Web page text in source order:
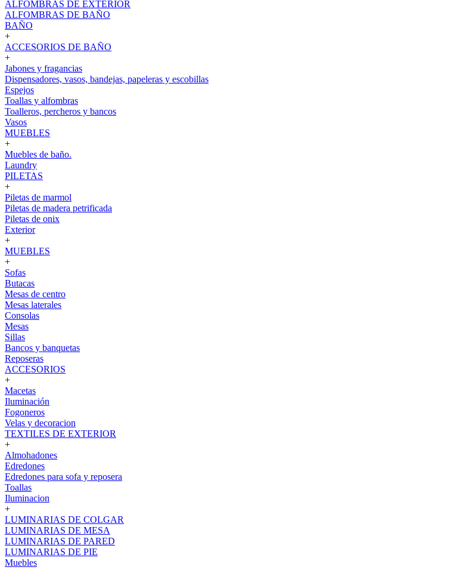
ALFOMBRAS DE EXTERIOR
ALFOMBRAS DE BAÑO
BAÑO
+
ACCESORIOS DE BAÑO
+
Jabones y fragancias
Dispensadores, vasos, bandejas, papeleras y escobillas
Espejos
Toallas y alfombras
Toalleros, percheros y bancos
Vasos
MUEBLES
+
Muebles de baño.
Laundry
PILETAS
+
Piletas de marmol
Piletas de madera petrificada
Piletas de onix
Exterior
+
MUEBLES
+
Sofas
Butacas
Mesas de centro
Mesas laterales
Consolas
Mesas
Sillas
Bancos y banquetas
Reposeras
ACCESORIOS
+
Macetas
Iluminación
Fogoneros
Velas y decoracion
TEXTILES DE EXTERIOR
+
Almohadones
Edredones
Edredones para sofa y reposera
Toallas
Iluminacion
+
LUMINARIAS DE COLGAR
LUMINARIAS DE MESA
LUMINARIAS DE PARED
LUMINARIAS DE PIE
Muebles